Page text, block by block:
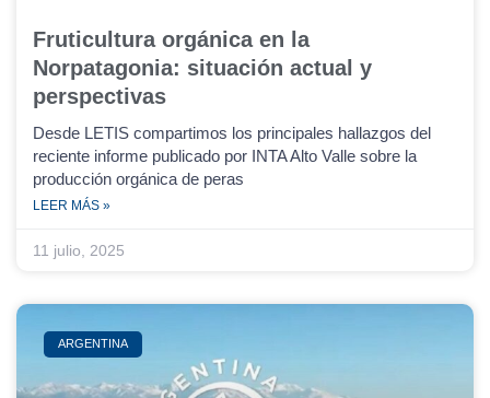
Fruticultura orgánica en la
Norpatagonia: situación actual y
perspectivas
Desde LETIS compartimos los principales hallazgos del
reciente informe publicado por INTA Alto Valle sobre la
producción orgánica de peras
LEER MÁS »
11 julio, 2025
ARGENTINA